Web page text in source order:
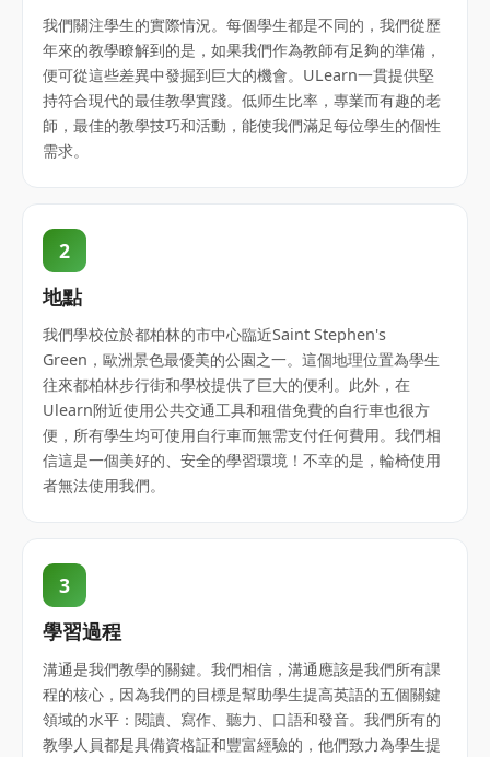
我們關注學生的實際情況。每個學生都是不同的，我們從歷
年來的教學瞭解到的是，如果我們作為教師有足夠的準備，
便可從這些差異中發掘到巨大的機會。ULearn一貫提供堅
持符合現代的最佳教學實踐。低师生比率，專業而有趣的老
師，最佳的教學技巧和活動，能使我們滿足每位學生的個性
需求。
2
地點
我們學校位於都柏林的市中心臨近Saint Stephen's
Green，歐洲景色最優美的公園之一。這個地理位置為學生
往來都柏林步行街和學校提供了巨大的便利。此外，在
Ulearn附近使用公共交通工具和租借免費的自行車也很方
便，所有學生均可使用自行車而無需支付任何費用。我們相
信這是一個美好的、安全的學習環境！不幸的是，輪椅使用
者無法使用我們。
3
學習過程
溝通是我們教學的關鍵。我們相信，溝通應該是我們所有課
程的核心，因為我們的目標是幫助學生提高英語的五個關鍵
領域的水平：閱讀、寫作、聽力、口語和發音。我們所有的
教學人員都是具備資格証和豐富經驗的，他們致力為學生提